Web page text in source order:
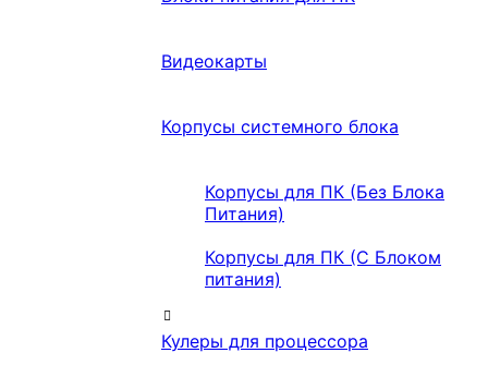
Видеокарты
Корпусы системного блока
Корпусы для ПК (Без Блока
Питания)
Корпусы для ПК (С Блоком
питания)
Кулеры для процессора